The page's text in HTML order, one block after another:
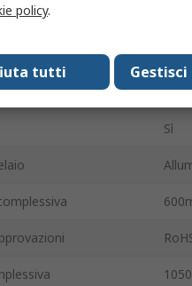
Sì
policy.
tutti